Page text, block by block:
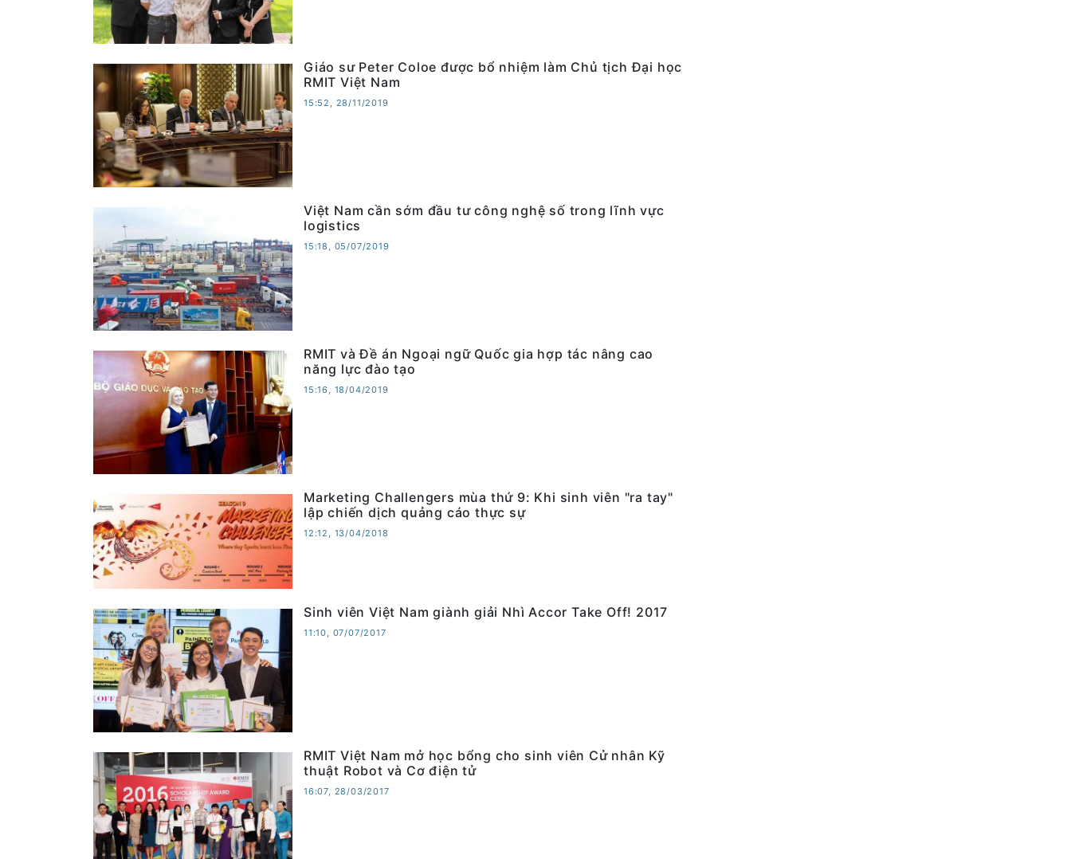
Giáo sư Peter Coloe được bổ nhiệm làm Chủ tịch Đại học
RMIT Việt Nam
15:52, 28/11/2019
Việt Nam cần sớm đầu tư công nghệ số trong lĩnh vực
logistics
15:18, 05/07/2019
RMIT và Đề án Ngoại ngữ Quốc gia hợp tác nâng cao
năng lực đào tạo
15:16, 18/04/2019
Marketing Challengers mùa thứ 9: Khi sinh viên "ra tay"
lập chiến dịch quảng cáo thực sự
12:12, 13/04/2018
Sinh viên Việt Nam giành giải Nhì Accor Take Off! 2017
11:10, 07/07/2017
RMIT Việt Nam mở học bổng cho sinh viên Cử nhân Kỹ
thuật Robot và Cơ điện tử
16:07, 28/03/2017